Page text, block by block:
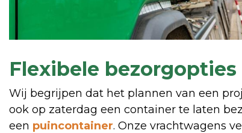
Flexibele
Wij begrijpen dat het plannen van een
ook op zaterdag een container te laten
een puincontainer. Onze vrachtwagens